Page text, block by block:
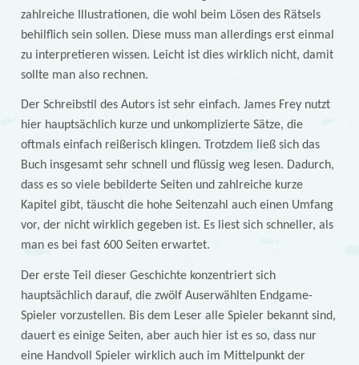
zahlreiche Illustrationen, die wohl beim Lösen des Rätsels
behilflich sein sollen. Diese muss man allerdings erst einmal
zu interpretieren wissen. Leicht ist dies wirklich nicht, damit
sollte man also rechnen.
Der Schreibstil des Autors ist sehr einfach. James Frey nutzt
hier hauptsächlich kurze und unkomplizierte Sätze, die
oftmals einfach reißerisch klingen. Trotzdem ließ sich das
Buch insgesamt sehr schnell und flüssig weg lesen. Dadurch,
dass es so viele bebilderte Seiten und zahlreiche kurze
Kapitel gibt, täuscht die hohe Seitenzahl auch einen Umfang
vor, der nicht wirklich gegeben ist. Es liest sich schneller, als
man es bei fast 600 Seiten erwartet.
Der erste Teil dieser Geschichte konzentriert sich
hauptsächlich darauf, die zwölf Auserwählten Endgame-
Spieler vorzustellen. Bis dem Leser alle Spieler bekannt sind,
dauert es einige Seiten, aber auch hier ist es so, dass nur
eine Handvoll Spieler wirklich auch im Mittelpunkt der